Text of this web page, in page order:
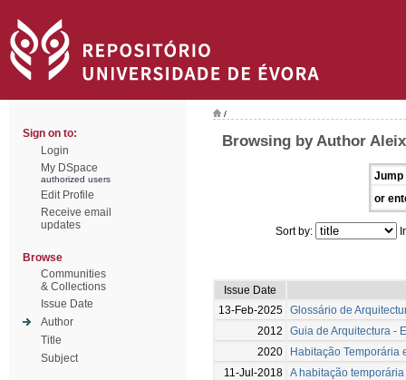
Sign on to:
Login
My DSpace
authorized users
Edit Profile
Receive email
updates
Browse
Communities
& Collections
Issue Date
Author
Title
Subject
/
Browsing by Author
Jump
or
Sort by:
Issue Date
13-Feb-2025 Glossário de
2012
Guia de Arquitectura -
2020
Habitação Temporária
11-Jul-2018 A habitação